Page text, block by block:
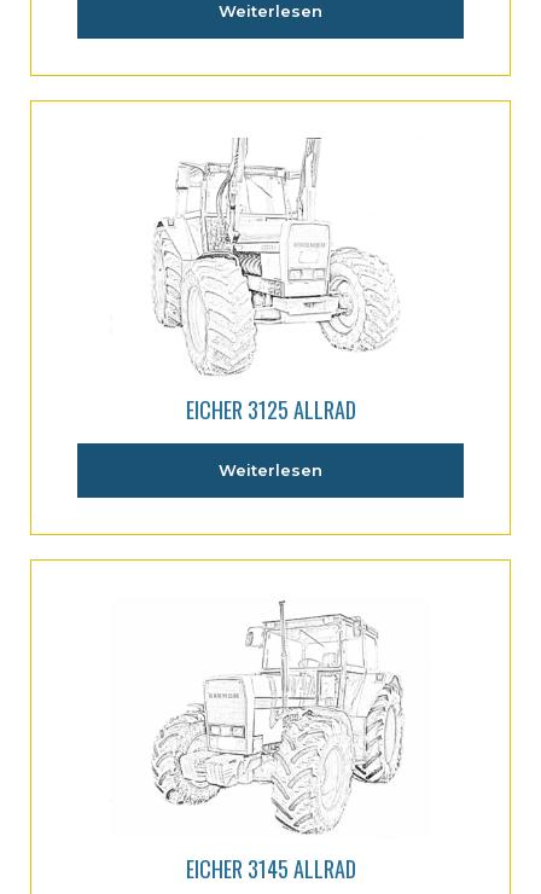
Weiterlesen
EICHER 3125 ALLRAD
Weiterlesen
EICHER 3145 ALLRAD